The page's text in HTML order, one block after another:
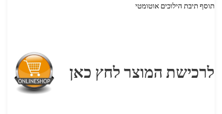
תוסף תיבת הילוכים אוטומטי
לרכישת המוצר לחץ כאן